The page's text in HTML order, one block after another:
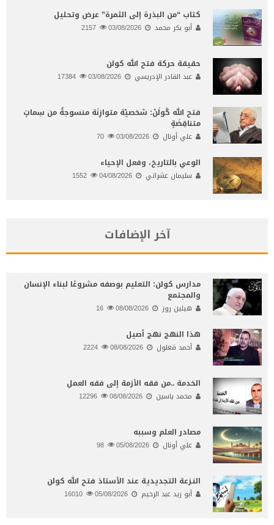
كتاب “من البذرة إلى الثمرة” عرض وتحليل
أبو بكر محمد 03/08/2026
حقيقة حركة فتح الله كولن
عبد القادر الإدريسي 03/08/2026
فتح الله كُولَنْ: شخصيّة متوازِنَة منسوجةٌ من سِماتٍ
متناقِضَةٍ
علي أونال 03/08/2026
الوعي بالتاريخ، وفعل الإحياء
سليمان عشراتي 04/08/2026
آخر الإضافات
مدارس كولن: التعليم بوصفه مشروعًا لبناء الإنسان
والمجتمع
هيلين روز 08/08/2026
هذا النهج نهج أصيل
أحمد قعلول 08/08/2026
الخدمة ..من فقه الأزمة إلى فقه العمل
محمد ياسين 08/08/2026
مصادر العلم وسببه
علي أونال 05/08/2026
النـزعة التجديدية عند الأستاذ فتح الله كولن
أبو زيد عبد الرحيم 05/08/2026